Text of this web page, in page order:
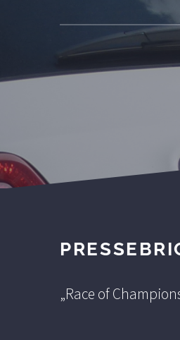
„Race of